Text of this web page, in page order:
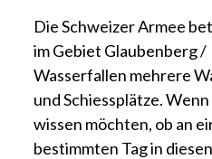
Die Schweizer Armee
im Gebiet Glaubenberg /
Wasserfallen mehrere
und Schiessplätze. Wenn
wissen möchten, ob an
bestimmten Tag in diesen